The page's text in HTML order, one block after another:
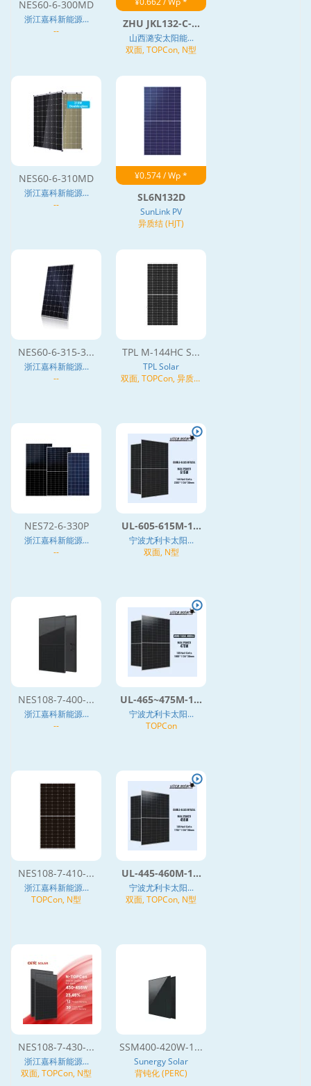
NES60-6-300MD
浙江嘉科新能源...
--
ZHU JKL132-C-...
山西潞安太阳能...
双面, TOPCon, N型
NES60-6-310MD
浙江嘉科新能源...
--
¥0.574 / Wp *
SL6N132D
SunLink PV
异质结 (HJT)
NES60-6-315-3...
浙江嘉科新能源...
--
TPL M-144HC S...
TPL Solar
双面, TOPCon, 异质结
NES72-6-330P
浙江嘉科新能源...
--
UL-605-615M-1...
宁波尤利卡太阳...
双面, N型
NES108-7-400-...
浙江嘉科新能源...
--
UL-465~475M-1...
宁波尤利卡太阳...
TOPCon
NES108-7-410-...
浙江嘉科新能源...
TOPCon, N型
UL-445-460M-1...
宁波尤利卡太阳...
双面, TOPCon, N型
NES108-7-430-...
浙江嘉科新能源...
双面, TOPCon, N型
SSM400-420W-1...
Sunergy Solar
背钝化 (PERC)